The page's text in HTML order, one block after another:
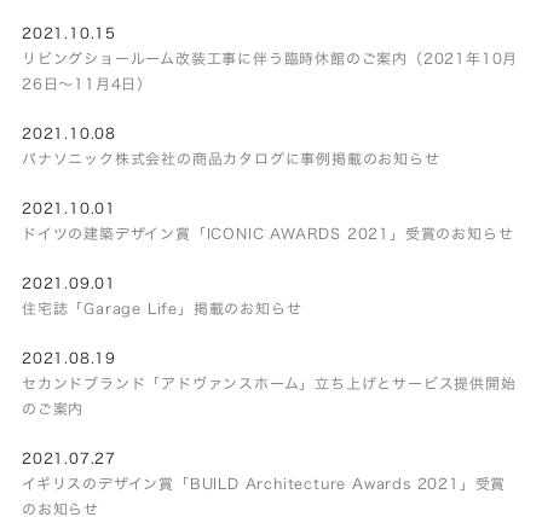
2021.10.15
リビングショールーム改装工事に伴う臨時休館のご案内（2021年10月
26日～11月4日）
2021.10.08
パナソニック株式会社の商品カタログに事例掲載のお知らせ
2021.10.01
ドイツの建築デザイン賞「ICONIC AWARDS 2021」受賞のお知らせ
2021.09.01
住宅誌「Garage Life」掲載のお知らせ
2021.08.19
セカンドブランド「アドヴァンスホーム」立ち上げとサービス提供開始
のご案内
2021.07.27
イギリスのデザイン賞「BUILD Architecture Awards 2021」受賞
のお知らせ